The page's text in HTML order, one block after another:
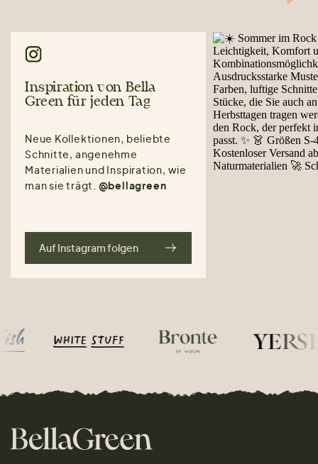
Inspiration von Bella
Green für jeden Tag
Neue Kollektionen, beliebte
Schnitte, angenehme
Materialien und Inspiration, wie
man sie trägt. @bellagreen
Auf Instagram folgen